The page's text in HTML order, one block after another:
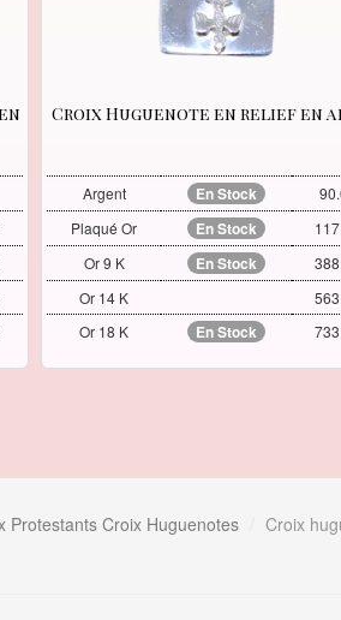
Croix Huguenote en relief en
Argent En Stock
Plaqué Or
En Stock
Or 9 K
En Stock
Or 14 K
Or 18 K
En Stock
Protestants Croix Huguenotes Croix